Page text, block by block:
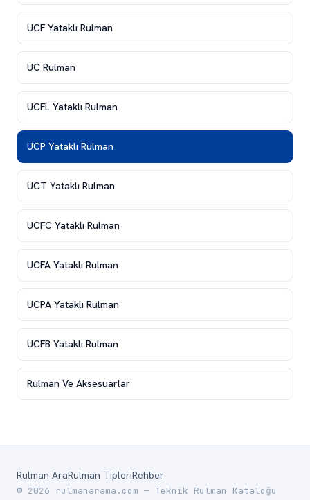
UCF Yataklı Rulman
UC Rulman
UCFL Yataklı Rulman
UCP Yataklı Rulman
UCT Yataklı Rulman
UCFC Yataklı Rulman
UCFA Yataklı Rulman
UCPA Yataklı Rulman
UCFB Yataklı Rulman
Rulman Ve Aksesuarlar
Rulman AraRulman TipleriRehber
© 2026 rulmanarama.com — Teknik Rulman Kataloğu